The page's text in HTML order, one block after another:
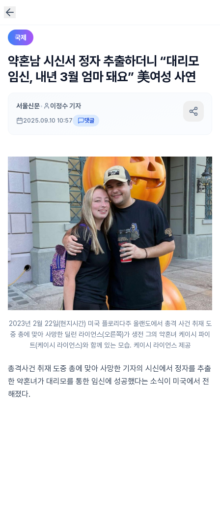
국제
약혼남 시신서 정자 추출하더니 “대리모
임신, 내년 3월 엄마 돼요” 美여성 사연
서울신문• 이정수 기자
2025.09.10 10:57 댓글
2023년 2월 22일(현지시간) 미국 플로리다주 올랜도에서 총격 사건 취재 도
중 총에 맞아 사망한 딜런 라이언스(오른쪽)가 생전 그의 약혼녀 케이시 파이
트(케이시 라이언스)와 함께 있는 모습. 케이시 라이언스 제공
총격사건 취재 도중 총에 맞아 사망한 기자의 시신에서 정자를 추출
한 약혼녀가 대리모를 통한 임신에 성공했다는 소식이 미국에서 전
해졌다.